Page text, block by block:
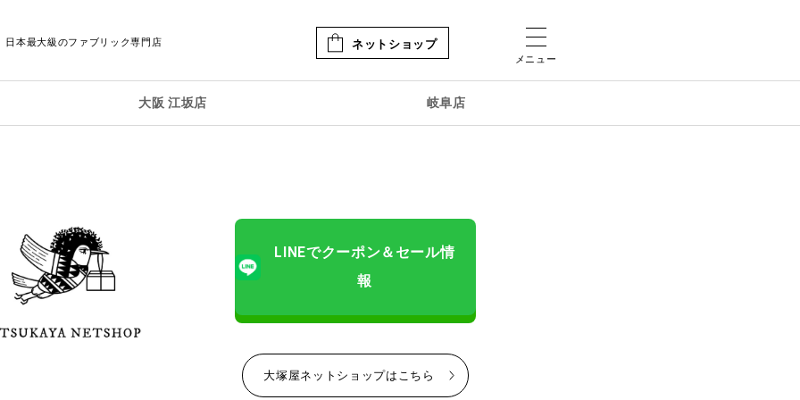
日本最大級のファブリック専門店 ネットショップ
メニュー
大阪 江坂店 岐阜店
LINEでクーポン＆セール情
報
大塚屋ネットショップはこちら